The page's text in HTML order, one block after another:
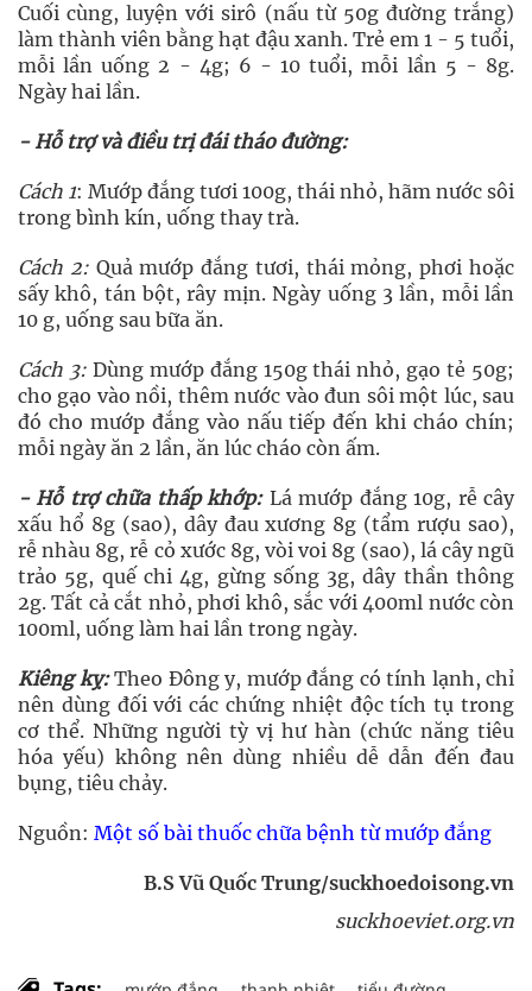
Cuối cùng, luyện với sirô (nấu từ 50g đường trắng)
làm thành viên bằng hạt đậu xanh. Trẻ em 1 - 5 tuổi,
mỗi lần uống 2 - 4g; 6 - 10 tuổi, mỗi lần 5 - 8g.
Ngày hai lần.
- Hỗ trợ và điều trị đái tháo đường:
Cách 1: Mướp đắng tươi 100g, thái nhỏ, hãm nước sôi
trong bình kín, uống thay trà.
Cách 2:Quả mướp đắng tươi, thái mỏng, phơi hoặc
sấy khô, tán bột, rây mịn. Ngày uống 3 lần, mỗi lần
10 g, uống sau bữa ăn.
Cách 3:Dùng mướp đắng 150g thái nhỏ, gạo tẻ 50g;
cho gạo vào nồi, thêm nước vào đun sôi một lúc, sau
đó cho mướp đắng vào nấu tiếp đến khi cháo chín;
mỗi ngày ăn 2 lần, ăn lúc cháo còn ấm.
- Hỗ trợ chữa thấp khớp: Lá mướp đắng 10g, rễ cây
xấu hổ 8g (sao), dây đau xương 8g (tẩm rượu sao),
rễ nhàu 8g, rễ cỏ xước 8g, vòi voi 8g (sao), lá cây ngũ
trảo 5g, quế chi 4g, gừng sống 3g, dây thần thông
2g. Tất cả cắt nhỏ, phơi khô, sắc với 400ml nước còn
100ml, uống làm hai lần trong ngày.
Kiêng kỵ:Theo Đông y, mướp đắng có tính lạnh, chỉ
nên dùng đối với các chứng nhiệt độc tích tụ trong
cơ thể. Những người tỳ vị hư hàn (chức năng tiêu
hóa yếu) không nên dùng nhiều dễ dẫn đến đau
bụng, tiêu chảy.
Nguồn: Một số bài thuốc chữa bệnh từ mướp đắng
B.S Vũ Quốc Trung/suckhoedoisong.vn
suckhoeviet.org.vn